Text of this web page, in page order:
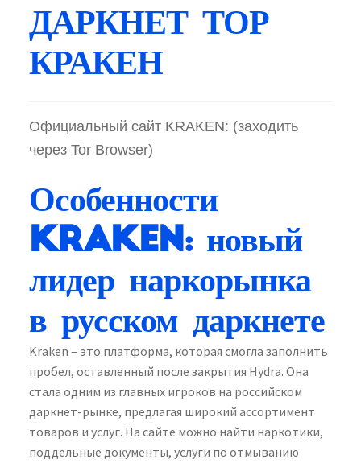
ДАРКНЕТ ТОР
КРАКЕН
Официальный сайт KRAKEN: (заходить
через Tor Browser)
Особенности
Kraken: новый
лидер наркорынка
в русском даркнете
Kraken – это платформа, которая смогла заполнить
пробел, оставленный после закрытия Hydra. Она
стала одним из главных игроков на российском
даркнет-рынке, предлагая широкий ассортимент
товаров и услуг. На сайте можно найти наркотики,
поддельные документы, услуги по отмыванию